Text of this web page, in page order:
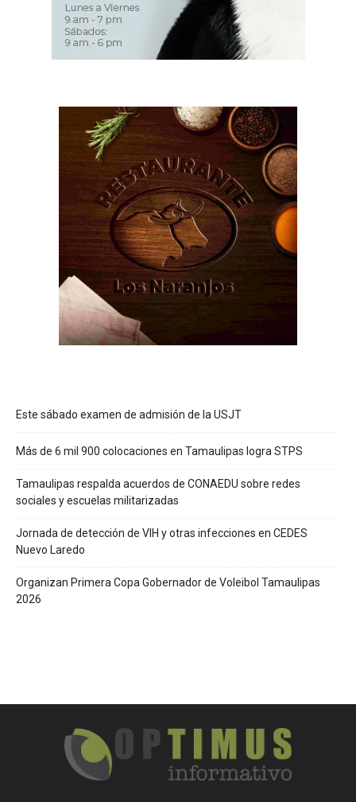
Este sábado examen de admisión de la USJT
Más de 6 mil 900 colocaciones en Tamaulipas logra STPS
Tamaulipas respalda acuerdos de CONAEDU sobre redes
sociales y escuelas militarizadas
Jornada de detección de VIH y otras infecciones en CEDES
Nuevo Laredo
Organizan Primera Copa Gobernador de Voleibol Tamaulipas
2026